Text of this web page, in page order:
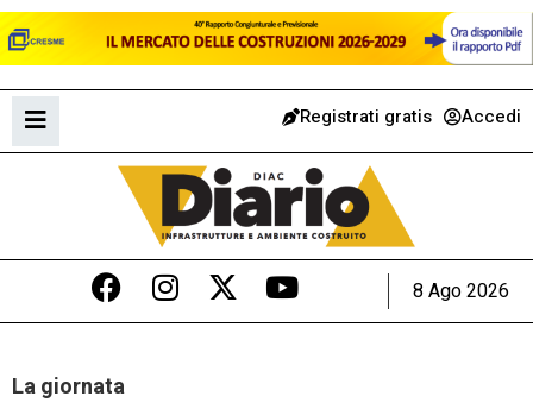
Registrati gratis Accedi
8 Ago 2026
La giornata